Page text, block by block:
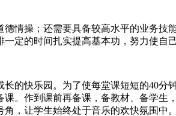
情操；还需要具备较高水平的业务
定的时间扎实提高基本功，努力使自
的快乐园。为了使每堂课短短的40
。作到课前再备课，备教材、备学
，让学生始终处于音乐的欢快氛围